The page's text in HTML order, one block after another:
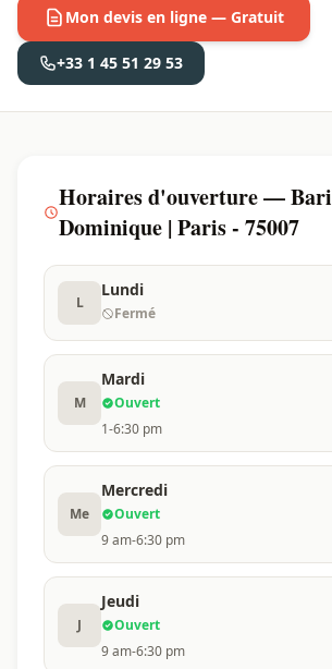
Mon devis en ligne — Gratuit
+33 1 45 51 29 53
Horaires d'ouverture —
Dominique | Paris - 75007
L
Lundi
Fermé
M
Mardi
Ouvert
1-6:30 pm
Me
Mercredi
Ouvert
9 am-6:30 pm
J
Jeudi
Ouvert
9 am-6:30 pm